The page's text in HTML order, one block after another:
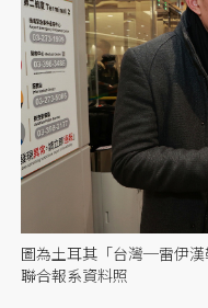
圖為土耳其「台灣─雷伊
聯合報系資料照